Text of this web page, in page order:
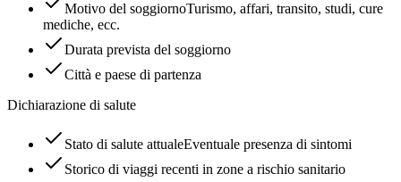
Motivo del soggiornoTurismo, affari, transito, studi, cure
mediche, ecc.
Durata prevista del soggiorno
Città e paese di partenza
Dichiarazione di salute
Stato di salute attualeEventuale presenza di sintomi
Storico di viaggi recenti in zone a rischio sanitario